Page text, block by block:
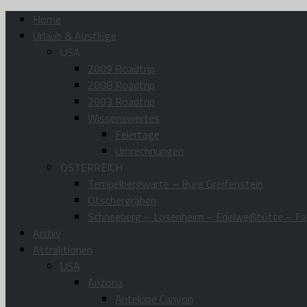
Home
Urlaub & Ausflüge
USA
2009 Roadtrip
2008 Roadtrip
2003 Roadtrip
Wissenswertes
Feiertage
Umrechnungen
ÖSTERREICH
Tempelbergwarte – Burg Greifenstein
Ötschergräben
Schneeberg – Losenheim – Edelweißhütte –
Archiv
Attraktionen
USA
Arizona
Antelope Canyon